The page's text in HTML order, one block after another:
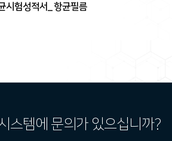
시험성적서_ 항균필름
스템에 문의가 있으십니까?